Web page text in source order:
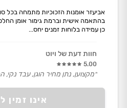
אינו זמין
אביעזר אומנות הזכוכיות מתמחה בכל
בהתאמה אישית וברמת גימור אומן
כן עמידה בלוחות זמנים יחס...
חוות דעת של ויוט
5.00
״מקצוען, נתן מחיר הוגן, עבד נקי,